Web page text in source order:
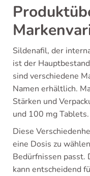
Sildenafil, der
ist der
sind verschiedene
Namen erhältlich.
Stärken und
und 100 mg Tablets.
Diese
eine Dosis zu
Bedürfnissen passt.
kann entscheidend